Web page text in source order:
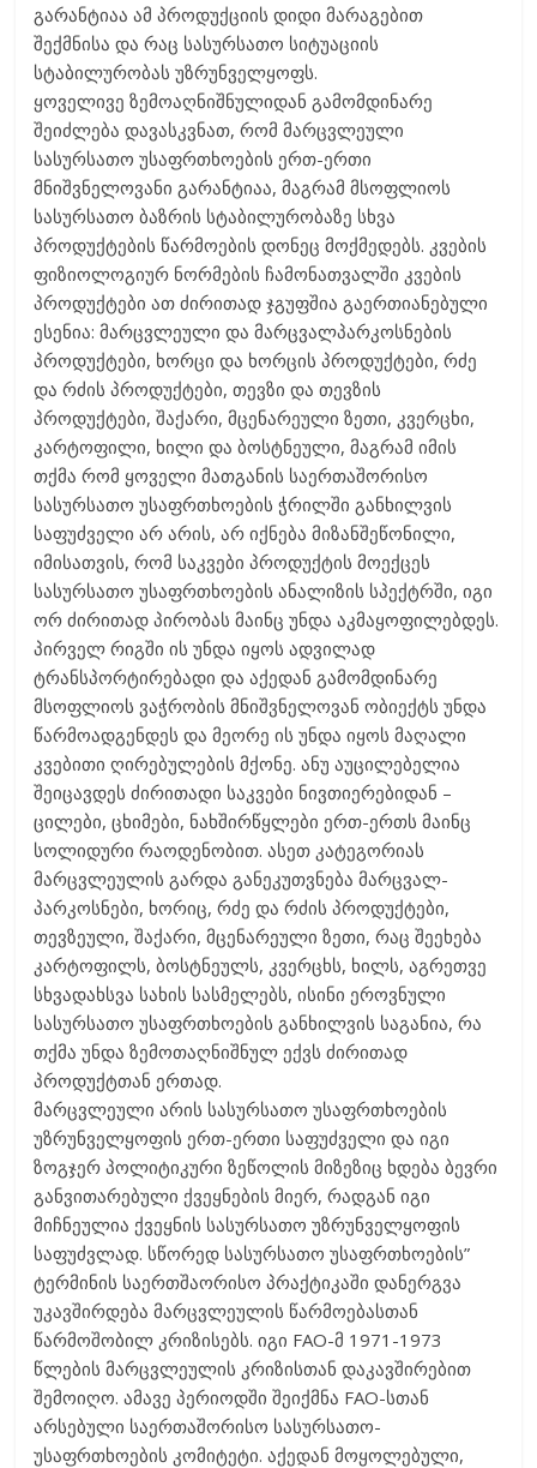
გარანტიაა ამ პროდუქციის დიდი მარაგებით
შექმნისა და რაც სასურსათო სიტუაციის
სტაბილურობას უზრუნველყოფს.
ყოველივე ზემოაღნიშნულიდან გამომდინარე
შეიძლება დავასკვნათ, რომ მარცვლეული
სასურსათო უსაფრთხოების ერთ-ერთი
მნიშვნელოვანი გარანტიაა, მაგრამ მსოფლიოს
სასურსათო ბაზრის სტაბილურობაზე სხვა
პროდუქტების წარმოების დონეც მოქმედებს. კვების
ფიზიოლოგიურ ნორმების ჩამონათვალში კვების
პროდუქტები ათ ძირითად ჯგუფშია გაერთიანებული
ესენია: მარცვლეული და მარცვალპარკოსნების
პროდუქტები, ხორცი და ხორცის პროდუქტები, რძე
და რძის პროდუქტები, თევზი და თევზის
პროდუქტები, შაქარი, მცენარეული ზეთი, კვერცხი,
კარტოფილი, ხილი და ბოსტნეული, მაგრამ იმის
თქმა რომ ყოველი მათგანის საერთაშორისო
სასურსათო უსაფრთხოების ჭრილში განხილვის
საფუძველი არ არის, არ იქნება მიზანშეწონილი,
იმისათვის, რომ საკვები პროდუქტის მოექცეს
სასურსათო უსაფრთხოების ანალიზის სპექტრში, იგი
ორ ძირითად პირობას მაინც უნდა აკმაყოფილებდეს.
პირველ რიგში ის უნდა იყოს ადვილად
ტრანსპორტირებადი და აქედან გამომდინარე
მსოფლიოს ვაჭრობის მნიშვნელოვან ობიექტს უნდა
წარმოადგენდეს და მეორე ის უნდა იყოს მაღალი
კვებითი ღირებულების მქონე. ანუ აუცილებელია
შეიცავდეს ძირითადი საკვები ნივთიერებიდან –
ცილები, ცხიმები, ნახშირწყლები ერთ-ერთს მაინც
სოლიდური რაოდენობით. ასეთ კატეგორიას
მარცვლეულის გარდა განეკუთვნება მარცვალ-
პარკოსნები, ხორიც, რძე და რძის პროდუქტები,
თევზეული, შაქარი, მცენარეული ზეთი, რაც შეეხება
კარტოფილს, ბოსტნეულს, კვერცხს, ხილს, აგრეთვე
სხვადახსვა სახის სასმელებს, ისინი ეროვნული
სასურსათო უსაფრთხოების განხილვის საგანია, რა
თქმა უნდა ზემოთაღნიშნულ ექვს ძირითად
პროდუქტთან ერთად.
მარცვლეული არის სასურსათო უსაფრთხოების
უზრუნველყოფის ერთ-ერთი საფუძველი და იგი
ზოგჯერ პოლიტიკური ზეწოლის მიზეზიც ხდება ბევრი
განვითარებული ქვეყნების მიერ, რადგან იგი
მიჩნეულია ქვეყნის სასურსათო უზრუნველყოფის
საფუძვლად. სწორედ სასურსათო უსაფრთხოების”
ტერმინის საერთშაორისო პრაქტიკაში დანერგვა
უკავშირდება მარცვლეულის წარმოებასთან
წარმოშობილ კრიზისებს. იგი FAO-მ 1971-1973
წლების მარცვლეულის კრიზისთან დაკავშირებით
შემოიღო. ამავე პერიოდში შეიქმნა FAO-სთან
არსებული საერთაშორისო სასურსათო-
უსაფრთხოების კომიტეტი. აქედან მოყოლებული,